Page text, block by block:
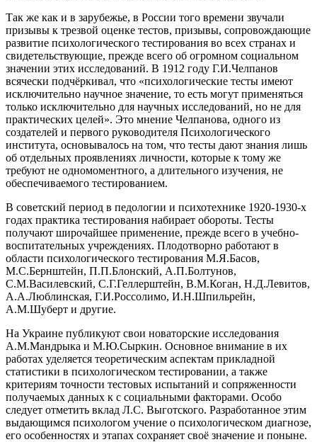
Так же как и в зарубежье, в России того времени звучали
призывы к трезвой оценке тестов, призывы, сопровождающие
развитие психологического тестирования во всех странах и
свидетельствующие, прежде всего об огромном социальном
значении этих исследований. В 1912 году Г.И.Челпанов
всячески подчёркивал, что «психологические тесты имеют
исключительно научное значение, то есть могут применяться
только исключительно для научных исследований, но не для
практических целей». Это мнение Челпанова, одного из
создателей и первого руководителя Психологического
института, основывалось на том, что тесты дают знания лишь
об отдельных проявлениях личности, которые к тому же
требуют не одномоментного, а длительного изучения, не
обеспечиваемого тестированием.
В советский период в педологии и психотехнике 1920-1930-х
годах практика тестирования набирает обороты. Тесты
получают широчайшее применение, прежде всего в учебно-
воспитательных учреждениях. Плодотворно работают в
области психологического тестирования М.Я.Басов,
М.С.Бернштейн, П.П.Блонский, А.П.Болтунов,
С.М.Василевский, С.Г.Геллерштейн, В.М.Коган, Н.Д.Левитов,
А.А.Люблинская, Г.И.Россолимо, И.Н.Шпильрейн,
А.М.Шуберт и другие.
На Украине публикуют свои новаторские исследования
А.М.Мандрыка и М.Ю.Сыркин. Основное внимание в их
работах уделяется теоретическим аспектам прикладной
статистики в психологическом тестировании, а также
критериям точности тестовых испытаний и сопряженности
получаемых данных к с социальными факторами. Особо
следует отметить вклад Л.С. Выготского. Разработанное этим
выдающимся психологом учение о психологическом диагнозе,
его особенностях и этапах сохраняет своё значение и поныне.